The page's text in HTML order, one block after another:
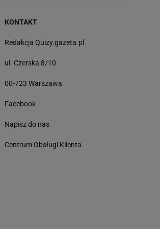
KONTAKT
Redakcja Quizy.gazeta.pl
ul. Czerska 8/10
00-723 Warszawa
Facebook
Napisz do nas
Centrum Obsługi Klienta